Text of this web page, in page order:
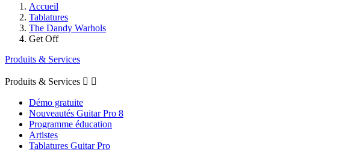
Accueil
Tablatures
The Dandy Warhols
Get Off
Produits & Services
Produits & Services  
Démo gratuite
Nouveautés Guitar Pro 8
Programme éducation
Artistes
Tablatures Guitar Pro